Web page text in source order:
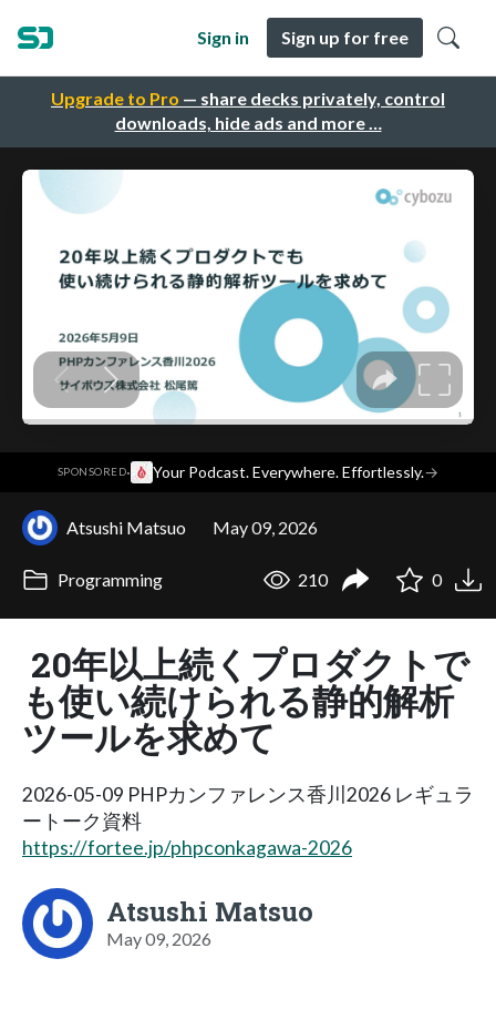
Upgrade to Pro — share decks privately, control
downloads, hide ads and more …
Sign in Sign up for free
SPONSORED· Your Podcast. Everywhere. Effortlessly.→
Atsushi Matsuo May 09, 2026
Programming 210 0
20年以上続くプロダクトで
も使い続けられる静的解析
ツールを求めて
2026-05-09 PHPカンファレンス香川2026 レギュラ
ートーク資料
https://fortee.jp/phpconkagawa-2026
Atsushi Matsuo
May 09, 2026